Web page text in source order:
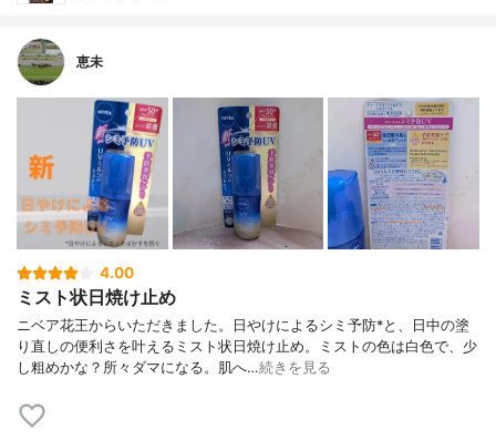
恵未
4.00
ミスト状日焼け止め
ニベア花王からいただきました。日やけによるシミ予防*と、日中の塗
り直しの便利さを叶えるミスト状日焼け止め。ミストの色は白色で、少
し粗めかな？所々ダマになる。肌へ…続きを見る